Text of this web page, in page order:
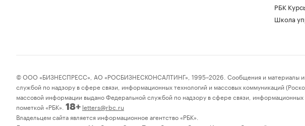
РБК
Школа
© ООО «БИЗНЕСПРЕСС», АО «РОСБИЗНЕСКОНСАЛТИНГ», 1995–2026. Сообщения и материалы
службой по надзору в сфере связи, информационных технологий и массовых коммуникаций
массовой информации выдано Федеральной службой по надзору в сфере связи,
пометкой «РБК». 18+ letters@rbc.ru
Владельцем сайта является информационное агентство «РБК».